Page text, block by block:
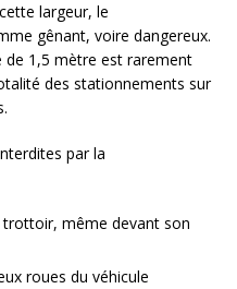
largeur, le
gênant, voire dangereux.
de 1,5 mètre est rarement
des stationnements sur
par la
même devant son
roues du véhicule